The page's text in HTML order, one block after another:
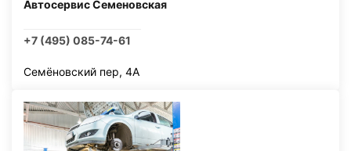
Автосервис Семеновская
+7 (495) 085-74-61
Семёновский пер, 4А